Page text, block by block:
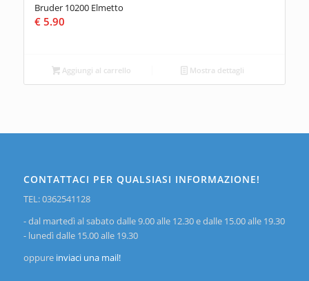
Bruder 10200 Elmetto
€5.90
Aggiungi al carrello Mostra dettagli
CONTATTACI PER QUALSIASI INFORMAZIONE!
TEL: 0362541128
- dal martedì al sabato dalle 9.00 alle 12.30 e dalle 15.00 alle 19.30
- lunedì dalle 15.00 alle 19.30
oppureinviaci una mail!